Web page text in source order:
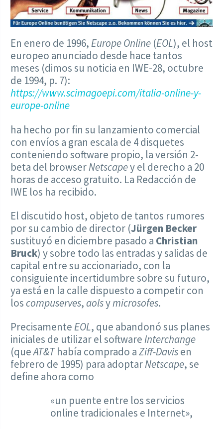
En enero de 1996,Europe Online (EOL), el host
europeo anunciado desde hace tantos
meses (dimos su noticia en IWE-28, octubre
de 1994, p. 7):
https://www.scimagoepi.com/italia-online-y-
europe-online
ha hecho por fin su lanzamiento comercial
con envíos a gran escala de 4 disquetes
conteniendo software propio, la versión 2-
beta del browserNetscapey el derecho a 20
horas de acceso gratuito. La Redacción de
IWE los ha recibido.
El discutido host, objeto de tantos rumores
por su cambio de director (Jürgen Becker
sustituyó en diciembre pasado a Christian
Bruck) y sobre todo las entradas y salidas de
capital entre su accionariado, con la
consiguiente incertidumbre sobre su futuro,
ya está en la calle dispuesto a competir con
loscompuserves, aolsymicrosofes.
PrecisamenteEOL, que abandonó sus planes
iniciales de utilizar el softwareInterchange
(queAT&Thabía comprado aZiff-Davisen
febrero de 1995) para adoptarNetscape, se
define ahora como
«un puente entre los servicios
online tradicionales e Internet»,